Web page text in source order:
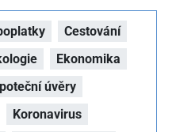
Cestování
Ekonomika
úvěry
Koronavirus